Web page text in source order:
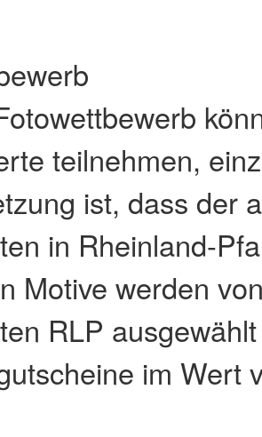
teilnehmen,
ist, dass der
in Rheinland-
Motive werden
RLP
im Wert